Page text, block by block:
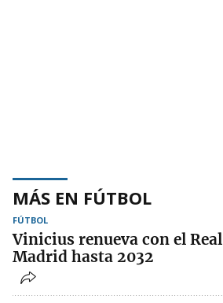
MÁS EN FÚTBOL
FÚTBOL
Vinicius renueva con el Real
Madrid hasta 2032